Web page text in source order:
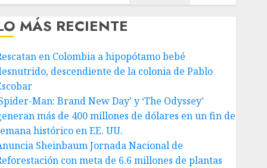
MÁS RECIENTE
en Colombia a hipopótamo bebé
descendiente de la colonia de Pablo
Man: Brand New Day’ y ‘The Odyssey’
más de 400 millones de dólares en un fin de
histórico en EE. UU.
Sheinbaum Jornada Nacional de
con meta de 6.6 millones de plantas